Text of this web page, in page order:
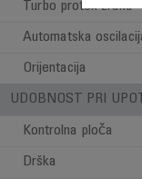
Turbo protok zraka
Automatska
Orijentacija
UDOBNOST PRI
Kontrolna ploča
Drška